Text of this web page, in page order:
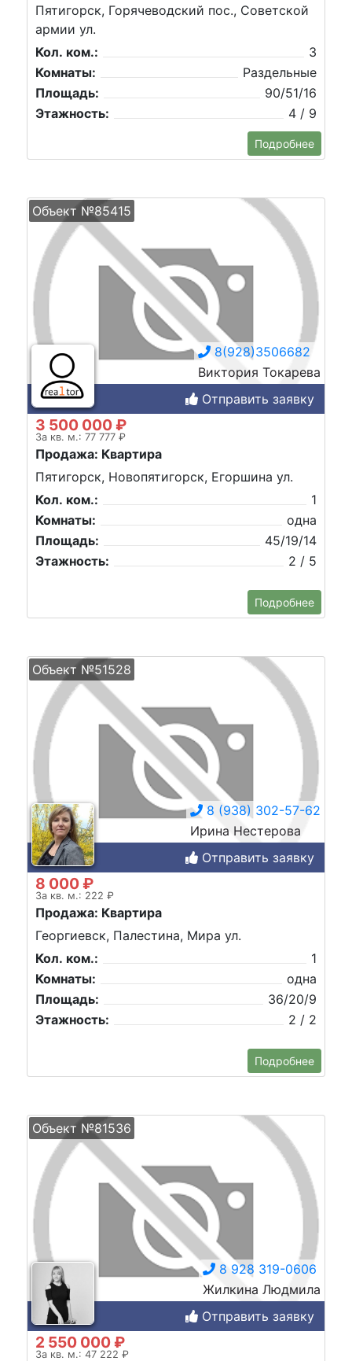
Пятигорск, Горячеводский пос., Советской
армии ул.
Кол. ком.:
3
Комнаты:
Раздельные
Площадь:
90/51/16
Этажность:
4 / 9
Подробнее
Объект №85415
8(928)3506682
Виктория Токарева
Отправить заявку
3 500 000 ₽
За кв. м.: 77 777 ₽
Продажа: Квартира
Пятигорск, Новопятигорск, Егоршина ул.
Кол. ком.:
1
Комнаты:
одна
Площадь:
45/19/14
Этажность:
2 / 5
Подробнее
Объект №51528
8 (938) 302-57-62
Ирина Нестерова
Отправить заявку
8 000 ₽
За кв. м.: 222 ₽
Продажа: Квартира
Георгиевск, Палестина, Мира ул.
Кол. ком.:
1
Комнаты:
одна
Площадь:
36/20/9
Этажность:
2 / 2
Подробнее
Объект №81536
8 928 319-0606
Жилкина Людмила
Отправить заявку
2 550 000 ₽
За кв. м.: 47 222 ₽